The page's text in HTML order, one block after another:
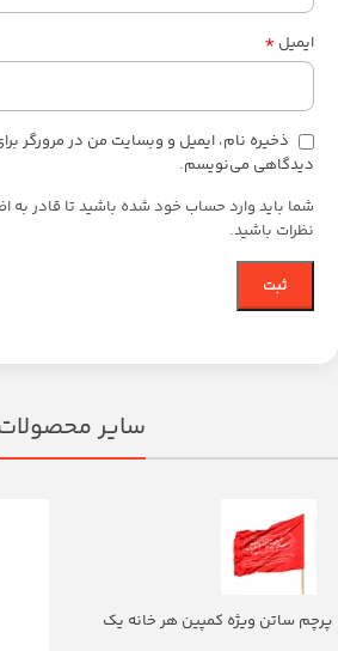
ایمیل *
ذخیره نام، ایمیل و وبسایت من در مرورگر
دیدگاهی می‌نویسم.
شما باید وارد حساب خود شده باشید تا قادر به
نظرات باشید.
سایر
پرچم ساتن ویژه کمپین هر خانه یک